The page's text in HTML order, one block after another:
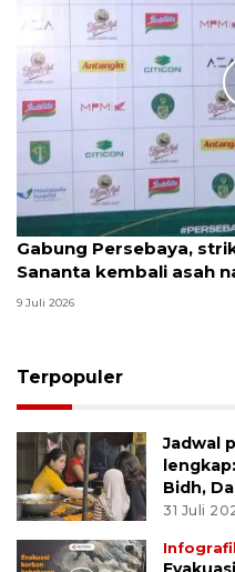
Gabung Persebaya,
Sananta kembali asah
9 Juli 2026
Terpopuler
Jadwal
Bidh,
31 Juli